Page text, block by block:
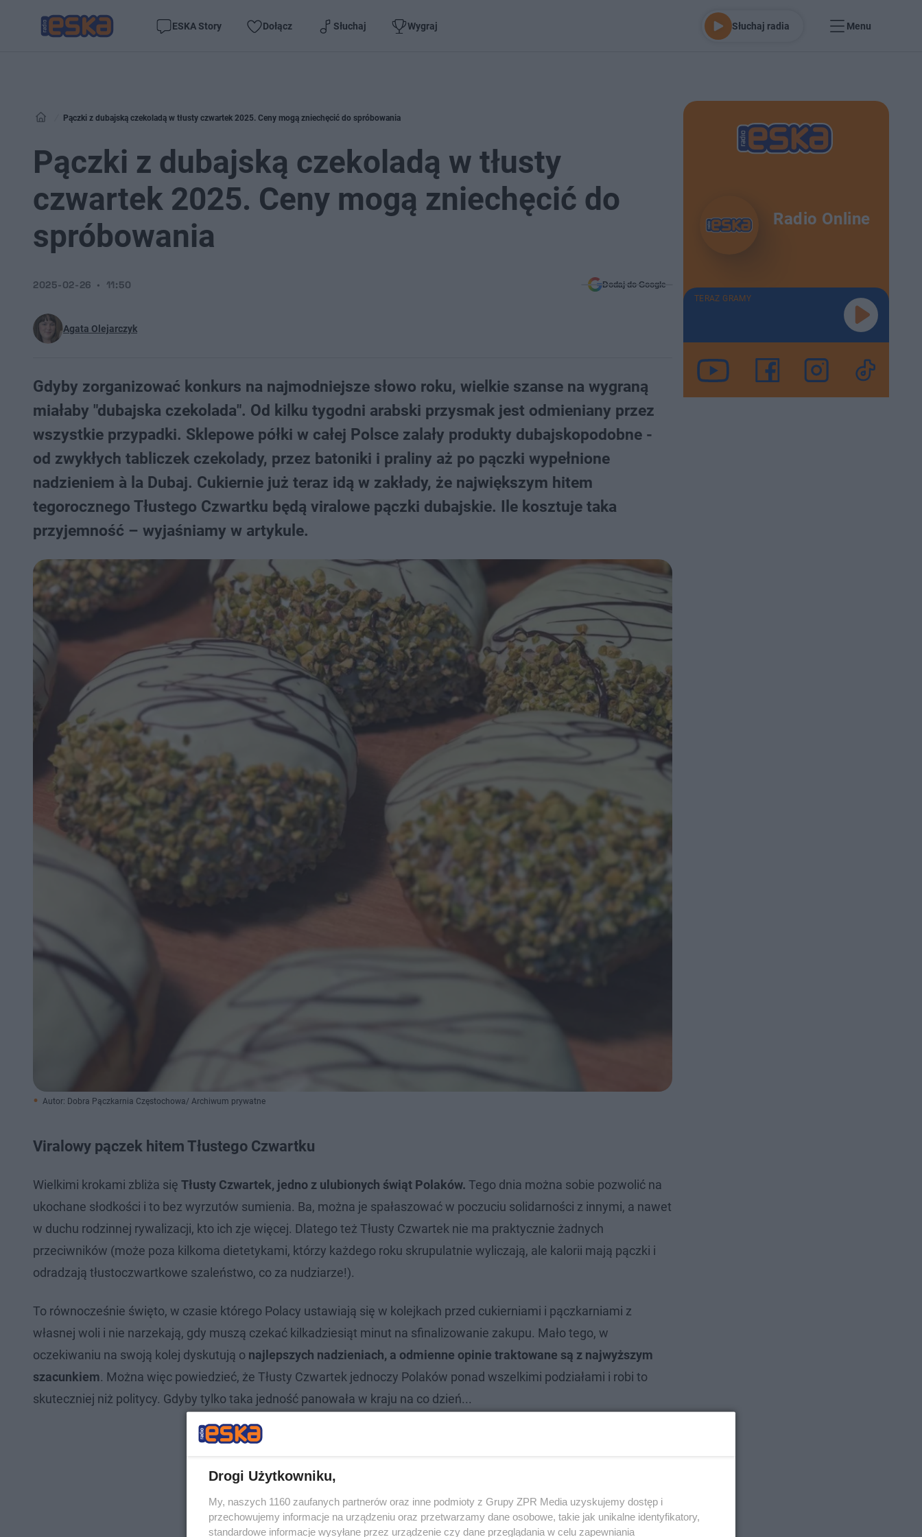
ESKA Story Dołącz Słuchaj Wygraj Słuchaj radia Menu
Pączki z dubajską czekoladą w tłusty czwartek 2025. Ceny mogą zniechęcić do spróbowania
Pączki z dubajską czekoladą w tłusty
czwartek 2025. Ceny mogą zniechęcić do
spróbowania
Agata Olejarczyk
2025-02-26 11:50 Dodaj do Google
Gdyby zorganizować konkurs na najmodniejsze słowo roku, wielkie szanse na wygraną
miałaby "dubajska czekolada". Od kilku tygodni arabski przysmak jest odmieniany przez
wszystkie przypadki. Sklepowe półki w całej Polsce zalały produkty dubajskopodobne -
od zwykłych tabliczek czekolady, przez batoniki i praliny aż po pączki wypełnione
nadzieniem à la Dubaj. Cukiernie już teraz idą w zakłady, że największym hitem
tegorocznego Tłustego Czwartku będą viralowe pączki dubajskie. Ile kosztuje taka
przyjemność – wyjaśniamy w artykule.
Autor: Dobra Pączkarnia Częstochowa/ Archiwum prywatne
Viralowy pączek hitem Tłustego Czwartku
Wielkimi krokami zbliża się Tłusty Czwartek, jedno z ulubionych świąt Polaków. Tego dnia można sobie pozwolić na
ukochane słodkości i to bez wyrzutów sumienia. Ba, można je spałaszować w poczuciu solidarności z innymi, a nawet
w duchu rodzinnej rywalizacji, kto ich zje więcej. Dlatego też Tłusty Czwartek nie ma praktycznie żadnych
przeciwników (może poza kilkoma dietetykami, którzy każdego roku skrupulatnie wyliczają, ale kalorii mają pączki i
odradzają tłustoczwartkowe szaleństwo, co za nudziarze!).
To równocześnie święto, w czasie którego Polacy ustawiają się w kolejkach przed cukierniami i pączkarniami z
własnej woli i nie narzekają, gdy muszą czekać kilkadziesiąt minut na sfinalizowanie zakupu. Mało tego, w
oczekiwaniu na swoją kolej dyskutują o najlepszych nadzieniach, a odmienne opinie traktowane są z najwyższym
szacunkiem. Można więc powiedzieć, że Tłusty Czwartek jednoczy Polaków ponad wszelkimi podziałami i robi to
skuteczniej niż politycy. Gdyby tylko taka jedność panowała w kraju na co dzień...
Radio Online
TERAZ GRAMY
Drogi Użytkowniku,
My, naszych 1160 zaufanych partnerów oraz inne podmioty z Grupy ZPR Media uzyskujemy dostęp i
przechowujemy informacje na urządzeniu oraz przetwarzamy dane osobowe, takie jak unikalne identyfikatory,
standardowe informacje wysyłane przez urządzenie czy dane przeglądania w celu zapewniania